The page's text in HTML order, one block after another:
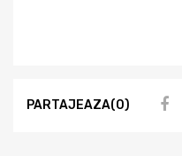
PARTAJEAZA(0)